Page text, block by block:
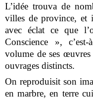
L’idée trouva de
villes de province, et
avec éclat ce que
Conscience »,
volume de ses
ouvrages distincts.
On reproduisit son
en marbre, en terre